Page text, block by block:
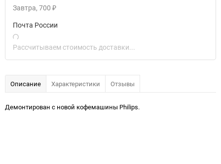
Завтра 700 ₽
Почта России
Рассчитываем стоимость доставки...
Описание Характеристики Отзывы
Демонтирован с новой кофемашины Philips.